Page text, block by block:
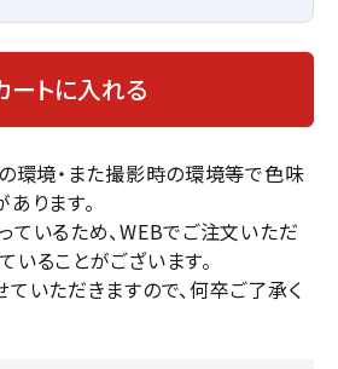
ートに入れる
環境・また撮影時の環境等で色味
ります。
いるため、WEBでご注文いただ
ることがございます。
いただきますので、何卒ご了承く